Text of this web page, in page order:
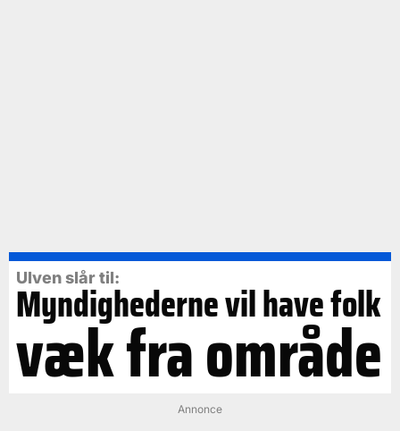
Ulven slår til:
Myndighederne vil have folk
væk fra område
Annonce